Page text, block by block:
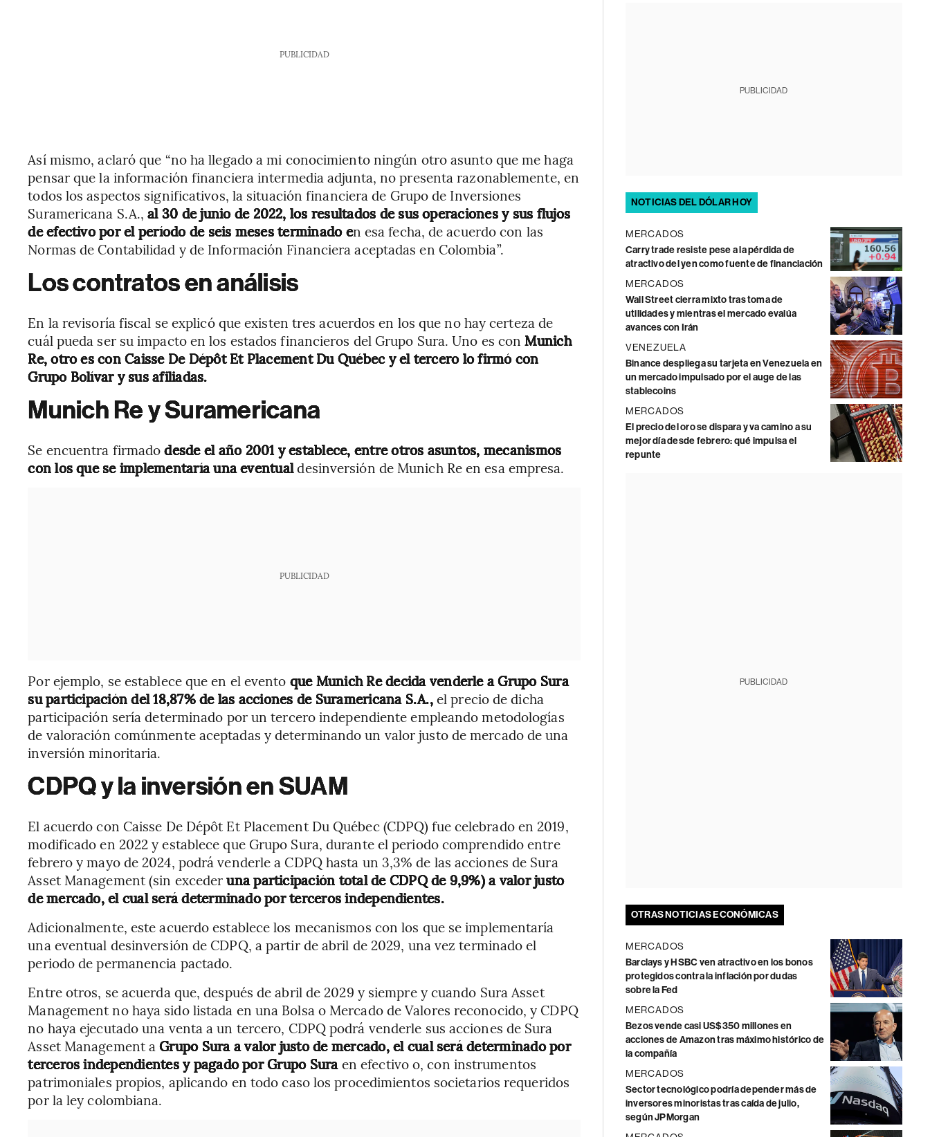
PUBLICIDAD
Así mismo, aclaró que “no ha llegado a mi conocimiento ningún otro asunto que me haga
pensar que la información financiera intermedia adjunta, no presenta razonablemente, en
todos los aspectos significativos, la situación financiera de Grupo de Inversiones
Suramericana S.A.,al 30 de junio de 2022, los resultados de sus operaciones y sus flujos
de efectivo por el período de seis meses terminado en esa fecha, de acuerdo con las
Normas de Contabilidad y de Información Financiera aceptadas en Colombia”.
Los contratos en análisis
En la revisoría fiscal se explicó que existen tres acuerdos en los que no hay certeza de
cuál pueda ser su impacto en los estados financieros del Grupo Sura. Uno es conMunich
Re, otro es con Caisse De Dépôt Et Placement Du Québec y el tercero lo firmó con
Grupo Bolívar y sus afiliadas.
Munich Re y Suramericana
Se encuentra firmadodesde el año 2001 y establece, entre otros asuntos, mecanismos
con los que se implementaría una eventualdesinversión de Munich Re en esa empresa.
PUBLICIDAD
Por ejemplo, se establece que en el evento que Munich Re decida venderle a Grupo Sura
su participación del 18,87% de las acciones de Suramericana S.A.,el precio de dicha
participación sería determinado por un tercero independiente empleando metodologías
de valoración comúnmente aceptadas y determinando un valor justo de mercado de una
inversión minoritaria.
CDPQ y la inversión en SUAM
El acuerdo con Caisse De Dépôt Et Placement Du Québec (CDPQ) fue celebrado en 2019,
modificado en 2022 y establece que Grupo Sura, durante el periodo comprendido entre
febrero y mayo de 2024, podrá venderle a CDPQ hasta un 3,3% de las acciones de Sura
Asset Management (sin excederuna participación total de CDPQ de 9,9%) a valor justo
de mercado, el cual será determinado por terceros independientes.
Adicionalmente, este acuerdo establece los mecanismos con los que se implementaría
una eventual desinversión de CDPQ, a partir de abril de 2029, una vez terminado el
periodo de permanencia pactado.
Entre otros, se acuerda que, después de abril de 2029 y siempre y cuando Sura Asset
Management no haya sido listada en una Bolsa o Mercado de Valores reconocido, y CDPQ
no haya ejecutado una venta a un tercero, CDPQ podrá venderle sus acciones de Sura
Asset Management aGrupo Sura a valor justo de mercado, el cual será determinado por
terceros independientes y pagado por Grupo Suraen efectivo o, con instrumentos
patrimoniales propios, aplicando en todo caso los procedimientos societarios requeridos
por la ley colombiana.
PUBLICIDAD
NOTICIAS DEL DÓLAR HOY
MERCADOS
Carry trade resiste pese a la pérdida de
atractivo del yen como fuente de financiación
MERCADOS
Wall Street cierra mixto tras toma de
utilidades y mientras el mercado evalúa
avances con Irán
VENEZUELA
Binance despliega su tarjeta en Venezuela en
un mercado impulsado por el auge de las
stablecoins
MERCADOS
El precio del oro se dispara y va camino a su
mejor día desde febrero: qué impulsa el
repunte
PUBLICIDAD
OTRAS NOTICIAS ECONÓMICAS
MERCADOS
Barclays y HSBC ven atractivo en los bonos
protegidos contra la inflación por dudas
sobre la Fed
MERCADOS
Bezos vende casi US$350 millones en
acciones de Amazon tras máximo histórico de
la compañía
MERCADOS
Sector tecnológico podría depender más de
inversores minoristas tras caída de julio,
según JPMorgan